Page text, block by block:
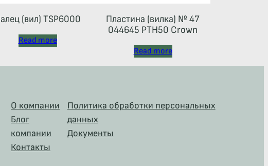
(вил) TSP6000
Read more
Пластина (вилка) № 47
044645 РТН50 Crown
Read more
О компании
Блог
компании
Контакты
Политика обработки персональных
данных
Документы